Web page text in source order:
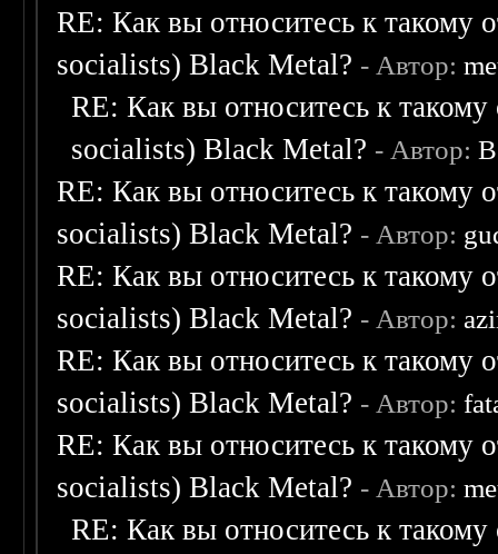
RE: Как вы относитесь к такому
socialists) Black Metal? - Автор:
RE: Как вы относитесь к
socialists) Black Metal? - Автор:
RE: Как вы относитесь к такому
socialists) Black Metal? - Автор:
RE: Как вы относитесь к такому
socialists) Black Metal? - Автор:
RE: Как вы относитесь к такому
socialists) Black Metal? - Автор:
RE: Как вы относитесь к такому
socialists) Black Metal? - Автор:
RE: Как вы относитесь к